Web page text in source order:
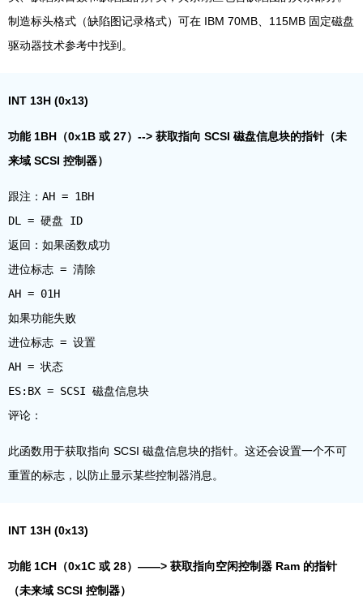
制造标头格式（缺陷图记录格式）可在 IBM 70MB、115MB 固定磁盘
驱动器技术参考中找到。
INT 13H (0x13)
功能 1BH（0x1B 或 27）--> 获取指向 SCSI 磁盘信息块的指针（未
来域 SCSI 控制器）
跟注：AH = 1BH
DL = 硬盘 ID
返回：如果函数成功
进位标志 = 清除
AH = 01H
如果功能失败
进位标志 = 设置
AH = 状态
ES:BX = SCSI 磁盘信息块
此函数用于获取指向 SCSI 磁盘信息块的指针。这还会设置一个不可
重置的标志，以防止显示某些控制器消息。
INT 13H (0x13)
功能 1CH（0x1C 或 28）——> 获取指向空闲控制器 Ram 的指针
（未来域 SCSI 控制器）